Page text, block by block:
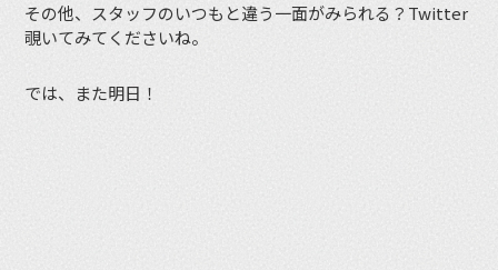
その他、スタッフのいつもと違う一面がみられる？Twitter
覗いてみてくださいね。
では、また明日！